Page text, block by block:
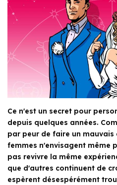
Ce n'est un secret pour
depuis quelques années.
par peur de faire un mauvais
femmes n'envisagent même
pas revivre la même
que d'autres continuent de
espèrent désespérément